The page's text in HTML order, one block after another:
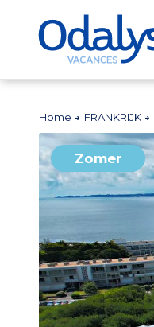
Home FRANKRIJK
Zomer